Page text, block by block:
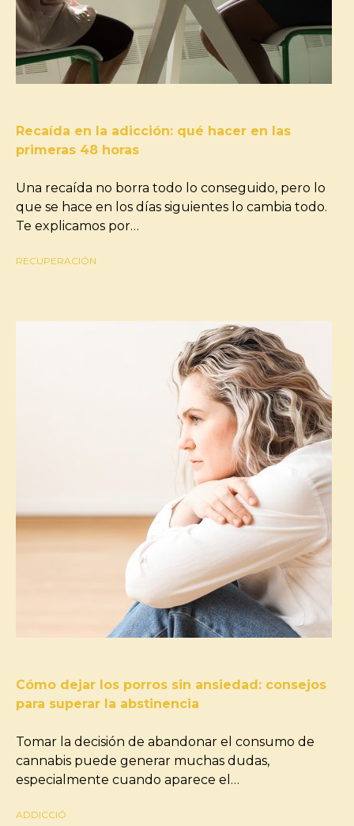
Recaída en la adicción: qué hacer en las
primeras 48 horas
Una recaída no borra todo lo conseguido, pero lo
que se hace en los días siguientes lo cambia todo.
Te explicamos por…
RECUPERACIÓN
Cómo dejar los porros sin ansiedad: consejos
para superar la abstinencia
Tomar la decisión de abandonar el consumo de
cannabis puede generar muchas dudas,
especialmente cuando aparece el…
ADDICCIÓ